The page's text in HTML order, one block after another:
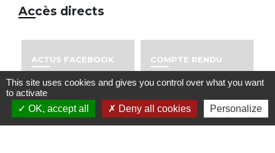
Accès directs
ACTUS FACEBOOK
rss_feed
COMPTE RENDU
account_balance
This site uses cookies and gives you control over what you want
to activate
OK, accept all
Deny all cookies Personalize